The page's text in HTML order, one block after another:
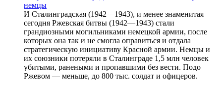
немцы
И Сталинградская (1942—1943), и менее знаменитая
сегодня Ржевская битвы (1942—1943) стали
грандиозными могильниками немецкой армии, после
которых она так и не смогла оправиться и отдала
стратегическую инициативу Красной армии. Немцы и
их союзники потеряли в Сталинграде 1,5 млн человек
убитыми, ранеными и пропавшими без вести. Подо
Ржевом — меньше, до 800 тыс. солдат и офицеров.